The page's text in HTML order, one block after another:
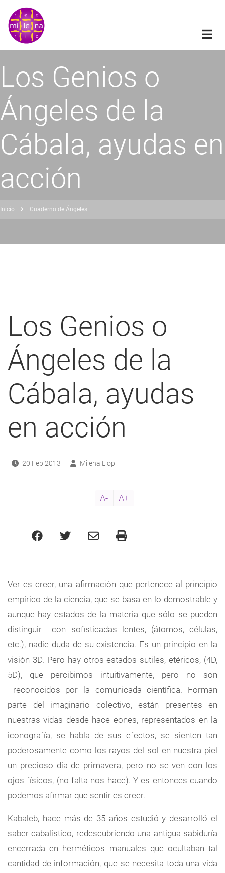
Pasar
contenido
principal
Los Genios o
Ángeles de la
Cábala, ayudas en
acción
Inicio Cuaderno de Ángeles
Los Genios o
Ángeles de la
Cábala, ayudas
en acción
20 Feb 2013 Milena Llop
A- A+
Ver es creer, una afirmación que pertenece al principio
empírico de la ciencia, que se basa en lo demostrable y
aunque hay estados de la materia que sólo se pueden
distinguir con sofisticadas lentes, (átomos, células,
etc.), nadie duda de su existencia. Es un principio en la
visión 3D. Pero hay otros estados sutiles, etéricos, (4D,
5D), que percibimos intuitivamente, pero no son
reconocidos por la comunicada científica. Forman
parte del imaginario colectivo, están presentes en
nuestras vidas desde hace eones, representados en la
iconografía, se habla de sus efectos, se sienten tan
poderosamente como los rayos del sol en nuestra piel
un precioso día de primavera, pero no se ven con los
ojos físicos, (no falta nos hace). Y es entonces cuando
podemos afirmar que sentir es creer.
Kabaleb, hace más de 35 años estudió y desarrolló el
saber cabalístico, redescubriendo una antigua sabiduría
encerrada en herméticos manuales que ocultaban tal
cantidad de información, que se necesita toda una vida